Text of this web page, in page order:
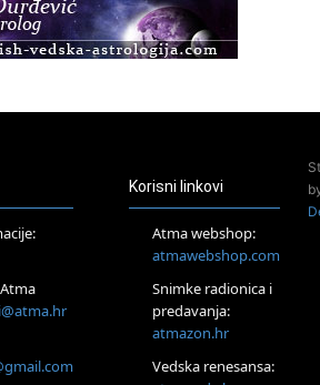
Facelift®
razvijanja intuicije i Akaša zapisa
hipnoterapeut — nova
Korisni linkovi
Atma webshop:
atmawebshop.com
Snimke radionica i
predavanja:
atmazon.hr
Vedska renesansa: